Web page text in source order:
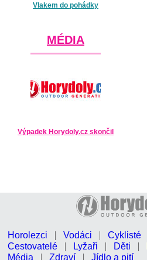
Vlakem do pohádky
MÉDIA
Výpadek Horydoly.cz skončil
Horolezci Vodáci Cyklisté
Cestovatelé
Lyžaři Děti
Média
Zdraví Jídlo a pití